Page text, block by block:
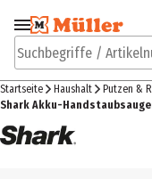
Zur Navigation
springen
Suchbegriffe /
Startseite Haushalt Putzen &
Shark Akku-